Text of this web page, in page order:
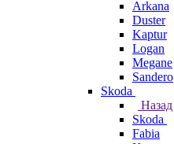
Arkana
Duster
Kaptur
Logan
Megane
Sandero
Skoda
Назад
Skoda
Fabia